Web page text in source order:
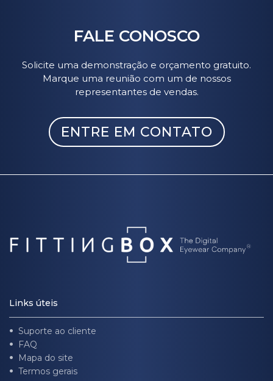
FALE CONOSCO
Solicite uma demonstração e orçamento gratuito.
Marque uma reunião com um de nossos
representantes de vendas.
ENTRE EM CONTATO
Links úteis
Suporte ao cliente
FAQ
Mapa do site
Termos gerais